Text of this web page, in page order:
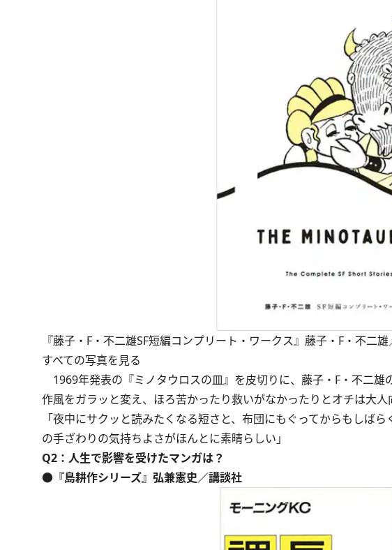
『藤子・F・不二雄SF短編コンプリート・ワークス』藤子・F・不二
すべての写真を見る
1969年発表の『ミノタウロスの皿』を皮切りに、藤子・F・不二
作風をガラッと変え、ほろ苦かったり救いがなかったりとオチは大
「夜中にサクッと読みたくなる短さと、布団にもぐってからもしば
の手ざわりの気持ちよさがほんとに素晴らしい」
Q2：人生で影響を受けたマンガは？
●『島耕作シリーズ』弘兼憲史／講談社